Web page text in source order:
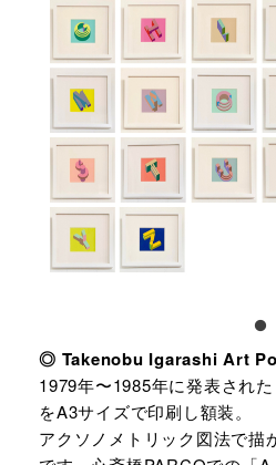
◎ Takenobu Igarashi Art
1979年〜1985年に発表され
をA3サイズで印刷し額装。
アクソノメトリック図法で描